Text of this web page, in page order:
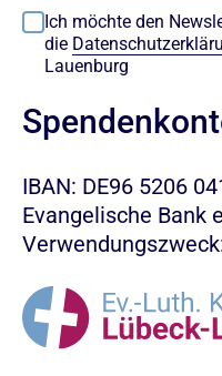
Ich möchte den
die
Lauenburg
IBAN: DE96 5206
Evangelische Bank